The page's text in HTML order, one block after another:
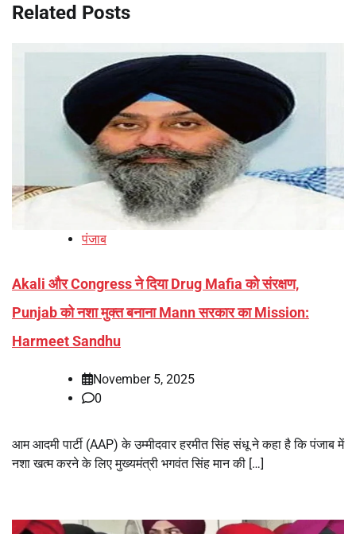
Related Posts
पंजाब
Akali और Congress ने दिया Drug Mafia को संरक्षण,
Punjab को नशा मुक्त बनाना Mann सरकार का Mission:
Harmeet Sandhu
November 5, 2025
0
आम आदमी पार्टी (AAP) के उम्मीदवार हरमीत सिंह संधू ने कहा है कि पंजाब में
नशा खत्म करने के लिए मुख्यमंत्री भगवंत सिंह मान की […]